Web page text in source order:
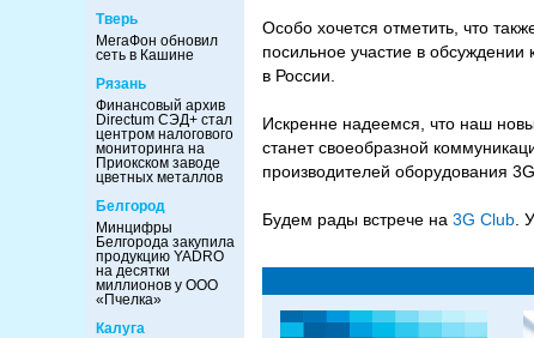
Тверь
МегаФон обновил
сеть в Кашине
Рязань
Финансовый архив
Directum СЭД+ стал
центром налогового
мониторинга на
Приокском заводе
цветных металлов
Белгород
Минцифры
Белгорода закупила
продукцию YADRO
на десятки
миллионов у ООО
«Пчелка»
Калуга
Особо хочется отметить, что
посильное участие в
в России.
Искренне надеемся, что наш
станет своеобразной
производителей оборудования 3G.
Будем рады встрече на 3G Club .